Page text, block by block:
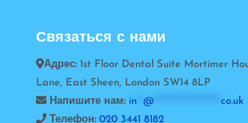
Связаться с нами
Адрес:1st Floor Dental Suite Mortimer
Lane, East Sheen, London SW14 8LP
Напишите нам: in** @********************* co.uk
Телефон: 020 3441 8182